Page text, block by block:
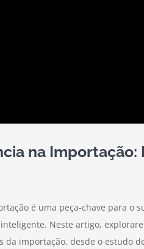
na Importação:
é uma peça-chave para o
Neste artigo,
importação, desde o estudo